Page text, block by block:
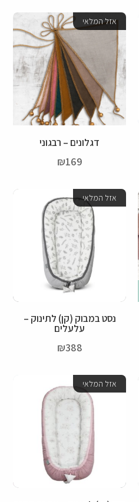
אזל המלאי
דגלונים – רבגוני
₪169
אזל המלאי
נסט במבוק (קן) לתינוק –
עלעלים
₪388
אזל המלאי